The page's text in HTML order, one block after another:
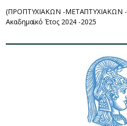
(ΠΡΟΠΤΥΧΙΑΚΩΝ -ΜΕΤΑΠΤΥΧΙΑΚΩΝ
Ακαδημαϊκό Έτος 2024 -2025